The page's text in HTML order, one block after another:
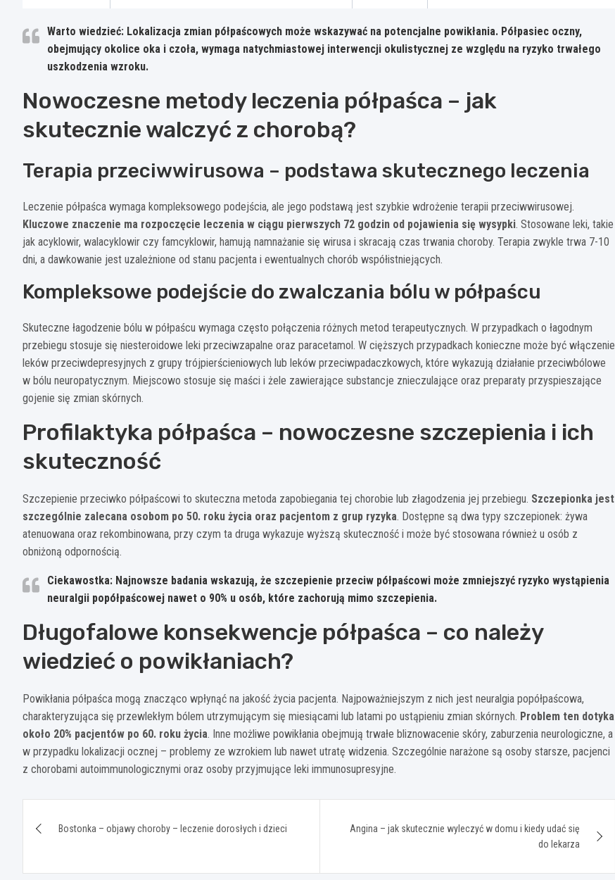
Warto wiedzieć: Lokalizacja zmian półpaścowych może wskazywać na potencjalne powikłania. Półpasiec oczny,
obejmujący okolice oka i czoła, wymaga natychmiastowej interwencji okulistycznej ze względu na ryzyko trwałego
uszkodzenia wzroku.
Nowoczesne metody leczenia półpaśca – jak
skutecznie walczyć z chorobą?
Terapia przeciwwirusowa – podstawa skutecznego leczenia
Leczenie półpaśca wymaga kompleksowego podejścia, ale jego podstawą jest szybkie wdrożenie terapii przeciwwirusowej.
Kluczowe znaczenie ma rozpoczęcie leczenia w ciągu pierwszych 72 godzin od pojawienia się wysypki. Stosowane leki, takie
jak acyklowir, walacyklowir czy famcyklowir, hamują namnażanie się wirusa i skracają czas trwania choroby. Terapia zwykle trwa 7-10
dni, a dawkowanie jest uzależnione od stanu pacjenta i ewentualnych chorób współistniejących.
Kompleksowe podejście do zwalczania bólu w półpaścu
Skuteczne łagodzenie bólu w półpaścu wymaga często połączenia różnych metod terapeutycznych. W przypadkach o łagodnym
przebiegu stosuje się niesteroidowe leki przeciwzapalne oraz paracetamol. W cięższych przypadkach konieczne może być włączenie
leków przeciwdepresyjnych z grupy trójpierścieniowych lub leków przeciwpadaczkowych, które wykazują działanie przeciwbólowe
w bólu neuropatycznym. Miejscowo stosuje się maści i żele zawierające substancje znieczulające oraz preparaty przyspieszające
gojenie się zmian skórnych.
Profilaktyka półpaśca – nowoczesne szczepienia i ich
skuteczność
Szczepienie przeciwko półpaścowi to skuteczna metoda zapobiegania tej chorobie lub złagodzenia jej przebiegu. Szczepionka jest
szczególnie zalecana osobom po 50. roku życia oraz pacjentom z grup ryzyka. Dostępne są dwa typy szczepionek: żywa
atenuowana oraz rekombinowana, przy czym ta druga wykazuje wyższą skuteczność i może być stosowana również u osób z
obniżoną odpornością.
Ciekawostka: Najnowsze badania wskazują, że szczepienie przeciw półpaścowi może zmniejszyć ryzyko wystąpienia
neuralgii popółpaścowej nawet o 90% u osób, które zachorują mimo szczepienia.
Długofalowe konsekwencje półpaśca – co należy
wiedzieć o powikłaniach?
Powikłania półpaśca mogą znacząco wpłynąć na jakość życia pacjenta. Najpoważniejszym z nich jest neuralgia popółpaścowa,
charakteryzująca się przewlekłym bólem utrzymującym się miesiącami lub latami po ustąpieniu zmian skórnych. Problem ten dotyka
około 20% pacjentów po 60. roku życia. Inne możliwe powikłania obejmują trwałe bliznowacenie skóry, zaburzenia neurologiczne, a
w przypadku lokalizacji ocznej – problemy ze wzrokiem lub nawet utratę widzenia. Szczególnie narażone są osoby starsze, pacjenci
z chorobami autoimmunologicznymi oraz osoby przyjmujące leki immunosupresyjne.
wpisuBostonka – objawy choroby – leczenie dorosłych i dzieci
Angina – jak skutecznie wyleczyć w domu i kiedy udać się
do lekarza